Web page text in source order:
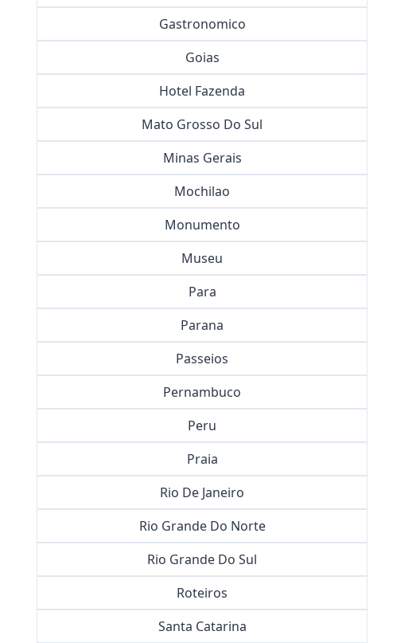
Gastronomico
Goias
Hotel Fazenda
Mato Grosso Do Sul
Minas Gerais
Mochilao
Monumento
Museu
Para
Parana
Passeios
Pernambuco
Peru
Praia
Rio De Janeiro
Rio Grande Do Norte
Rio Grande Do Sul
Roteiros
Santa Catarina